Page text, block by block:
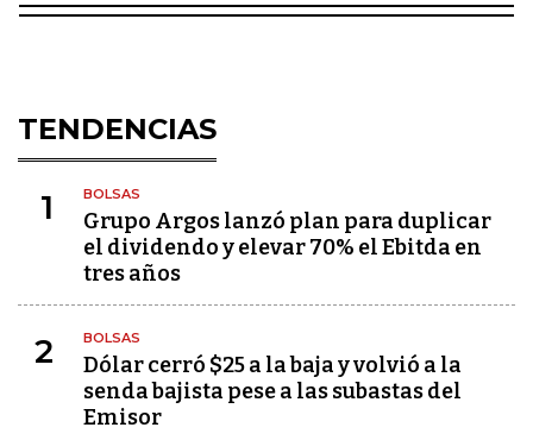
TENDENCIAS
1 BOLSAS
Grupo Argos lanzó plan para duplicar
el dividendo y elevar 70% el Ebitda en
tres años
2 BOLSAS
Dólar cerró $25 a la baja y volvió a la
senda bajista pese a las subastas del
Emisor